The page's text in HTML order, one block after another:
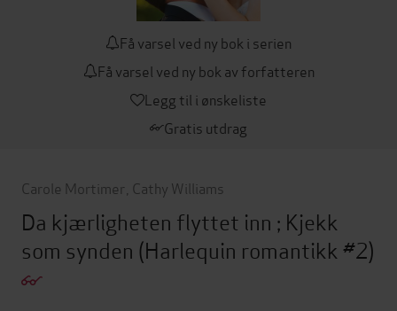
Få varsel ved ny bok i serien
Få varsel ved ny bok av forfatteren
Legg til i ønskeliste
Gratis utdrag
Carole Mortimer Cathy Williams
Da kjærligheten flyttet inn ; Kjekk
som synden (Harlequin romantikk #2)